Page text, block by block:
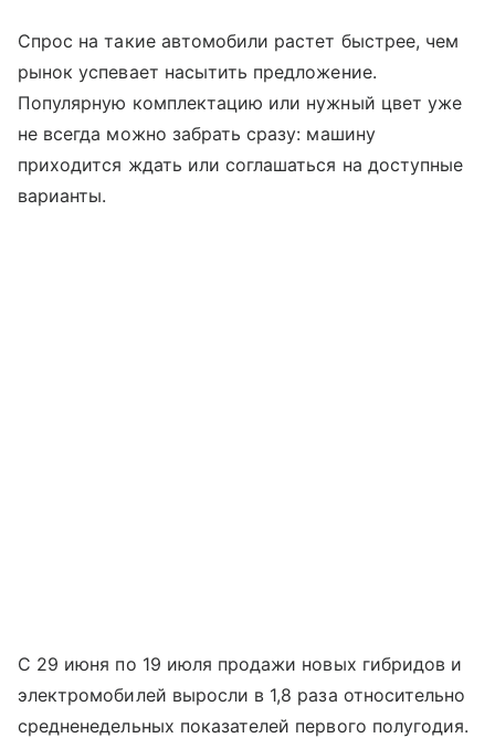
Спрос на такие автомобили растет быстрее, чем
рынок успевает насытить предложение.
Популярную комплектацию или нужный цвет уже
не всегда можно забрать сразу: машину
приходится ждать или соглашаться на доступные
варианты.
С 29 июня по 19 июля продажи новых гибридов и
электромобилей выросли в 1,8 раза относительно
средненедельных показателей первого полугодия.